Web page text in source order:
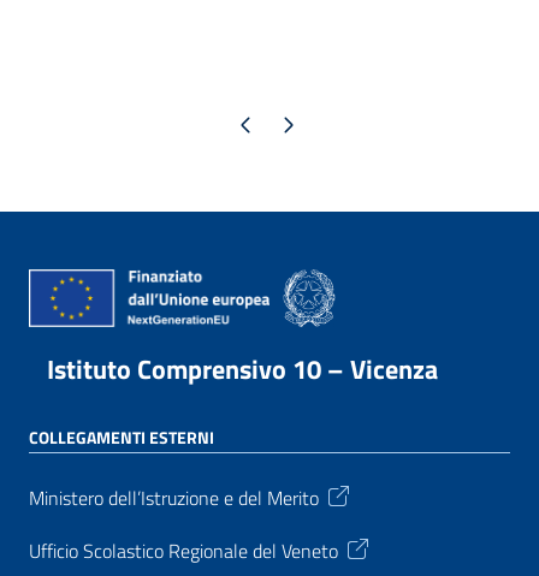
Pagina precedente
Pagina successiva
Istituto Comprensivo 10 – Vicenza
COLLEGAMENTI ESTERNI
Ministero dell’Istruzione e del Merito
Ufficio Scolastico Regionale del Veneto